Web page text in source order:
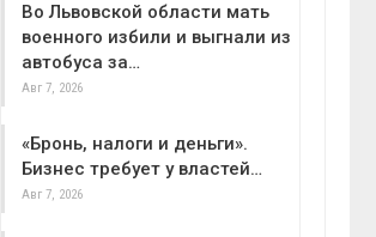
Во Львовской области мать
военного избили и выгнали из
автобуса за…
Авг 7, 2026
«Бронь, налоги и деньги».
Бизнес требует у властей…
Авг 7, 2026